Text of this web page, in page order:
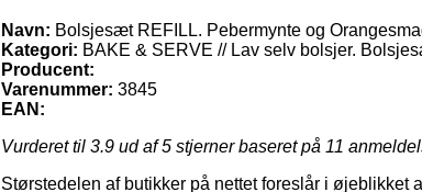
Navn: Bolsjesæt REFILL. Pebermynte og
Kategori: BAKE & SERVE // Lav selv bolsjer.
Producent:
Varenummer: 3845
EAN:
Vurderet til 3.9 ud af 5 stjerner baseret på 11
Størstedelen af butikker på nettet foreslår i